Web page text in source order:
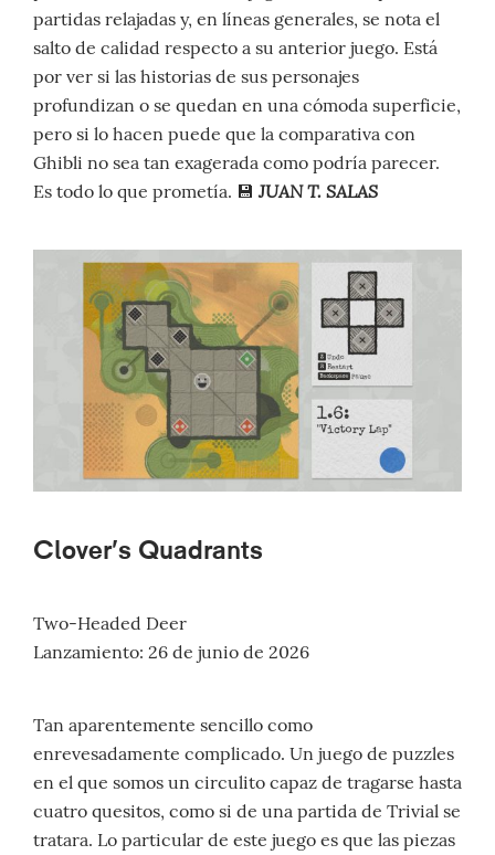
partidas relajadas y, en líneas generales, se nota el
salto de calidad respecto a su anterior juego. Está
por ver si las historias de sus personajes
profundizan o se quedan en una cómoda superficie,
pero si lo hacen puede que la comparativa con
Ghibli no sea tan exagerada como podría parecer.
Es todo lo que prometía. 💾JUAN T. SALAS
Clover’s Quadrants
Two-Headed Deer
Lanzamiento: 26 de junio de 2026
Tan aparentemente sencillo como
enrevesadamente complicado. Un juego de puzzles
en el que somos un circulito capaz de tragarse hasta
cuatro quesitos, como si de una partida de Trivial se
tratara. Lo particular de este juego es que las piezas